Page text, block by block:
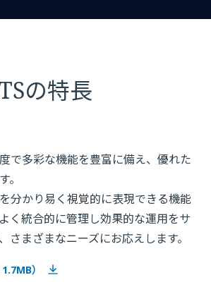
の特長
で多彩な機能を豊富に備え、優れた
。
分かり易く視覚的に表現できる機能
く統合的に管理し効果的な運用をサ
さまざまなニーズにお応えします。
）